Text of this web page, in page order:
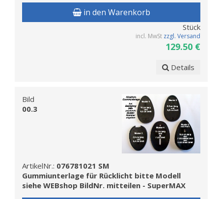
in den Warenkorb
Stück
incl. MwSt zzgl. Versand
129.50 €
Details
Bild
00.3
ArtikelNr.: 076781021 SM
Gummiunterlage für Rücklicht bitte Modell
siehe WEBshop BildNr. mitteilen - SuperMAX